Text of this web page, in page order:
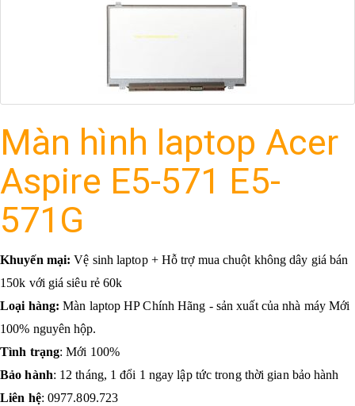
Màn hình laptop Acer
Aspire E5-571 E5-
571G
Khuyến mại:Vệ sinh laptop + Hỗ trợ mua chuột không dây giá bán
150k với giá siêu rẻ 60k
Loại hàng: Màn laptop HP Chính Hãng - sản xuất của nhà máy Mới
100% nguyên hộp.
Tình trạng: Mới 100%
Bảo hành: 12 tháng, 1 đổi 1 ngay lập tức trong thời gian bảo hành
Liên hệ: 0977.809.723